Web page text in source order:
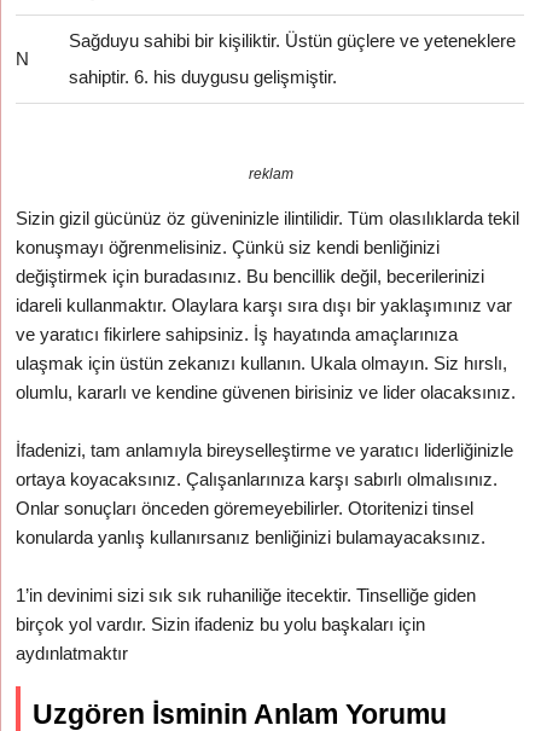
N
Sağduyu sahibi bir kişiliktir. Üstün güçlere ve yeteneklere
sahiptir. 6. his duygusu gelişmiştir.
reklam
Sizin gizil gücünüz öz güveninizle ilintilidir. Tüm olasılıklarda tekil
konuşmayı öğrenmelisiniz. Çünkü siz kendi benliğinizi
değiştirmek için buradasınız. Bu bencillik değil, becerilerinizi
idareli kullanmaktır. Olaylara karşı sıra dışı bir yaklaşımınız var
ve yaratıcı fikirlere sahipsiniz. İş hayatında amaçlarınıza
ulaşmak için üstün zekanızı kullanın. Ukala olmayın. Siz hırslı,
olumlu, kararlı ve kendine güvenen birisiniz ve lider olacaksınız.
İfadenizi, tam anlamıyla bireyselleştirme ve yaratıcı liderliğinizle
ortaya koyacaksınız. Çalışanlarınıza karşı sabırlı olmalısınız.
Onlar sonuçları önceden göremeyebilirler. Otoritenizi tinsel
konularda yanlış kullanırsanız benliğinizi bulamayacaksınız.
1’in devinimi sizi sık sık ruhaniliğe itecektir. Tinselliğe giden
birçok yol vardır. Sizin ifadeniz bu yolu başkaları için
aydınlatmaktır
Uzgören İsminin Anlam Yorumu